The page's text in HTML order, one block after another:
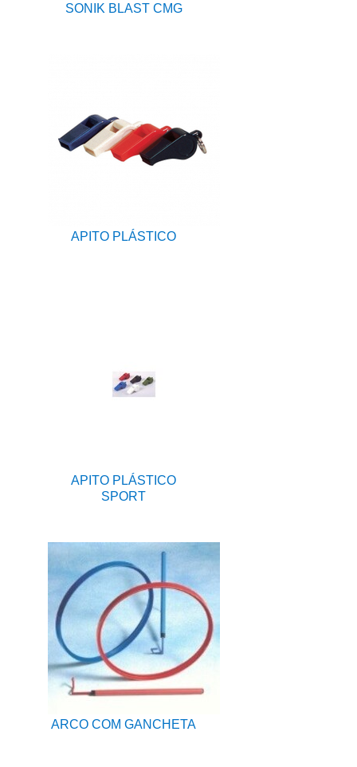
SONIK BLAST CMG
APITO PLÁSTICO
APITO PLÁSTICO
SPORT
ARCO COM GANCHETA